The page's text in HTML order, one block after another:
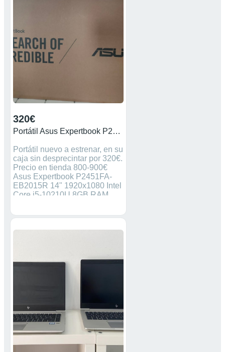
320€
Portátil Asus Expertbook P2451FA-EB2015R
Portátil nuevo a estrenar, en su
caja sin desprecintar por 320€.
Precio en tienda 800-900€
Asus Expertbook P2451FA-
EB2015R 14" 1920x1080 Intel
Core i5-10210U 8GB RAM
SSD PCIe Color Negro
celdas 48WH Windows 10 Pro
mano en Cáceres, Mérida o
Badajoz